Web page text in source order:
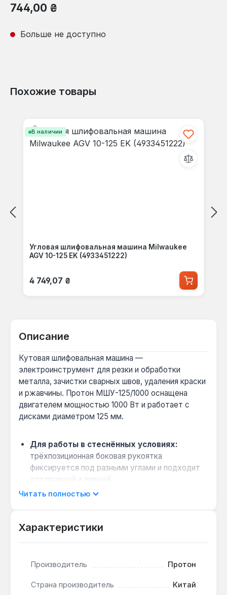
Обычная цена:
744,00 ₴
Больше не доступно
Похожие товары
В наличии
Угловая шлифовальная машина Milwaukee
AGV 10-125 EK (4933451222)
Обычная цена:
4 749,07 ₴
Описание
Кутовая шлифовальная машина —
электроинструмент для резки и обработки
металла, зачистки сварных швов, удаления краски
и ржавчины. Протон МШУ-125/1000 оснащена
двигателем мощностью 1000 Вт и работает с
дисками диаметром 125 мм.
Для работы в стеснённых условиях:
трёхпозиционная боковая рукоятка
фиксируется под разными углами и подходит
для правшей и левшей.
Быстрая замена оснастки:
Защита от случайного пуска:
Повышенный ресурс двигателя: система
работе в запылённой среде.
Читать полностью
Характеристики
Производитель Протон
Страна производитель Китай